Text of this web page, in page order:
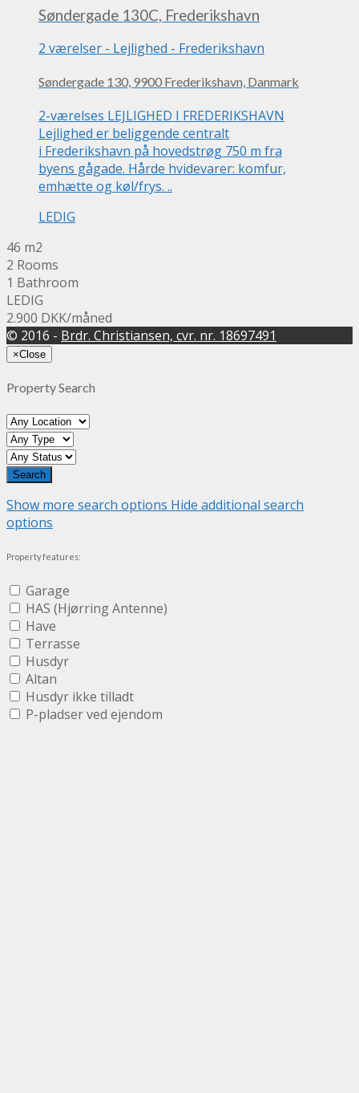
Søndergade 130C, Frederikshavn
2 værelser - Lejlighed - Frederikshavn
Søndergade 130, 9900 Frederikshavn, Danmark
2-værelses LEJLIGHED I FREDERIKSHAVN
Lejlighed er beliggende centralt
i Frederikshavn på hovedstrøg 750 m fra
byens gågade. Hårde hvidevarer: komfur,
emhætte og køl/frys. ..
LEDIG
46 m2
2 Rooms
1 Bathroom
LEDIG
2.900 DKK/måned
© 2016 - Brdr. Christiansen, cvr. nr. 18697491
×Close
Property Search
Show more search options Hide additional search
options
Property features:
Garage
HAS (Hjørring Antenne)
Have
Terrasse
Husdyr
Altan
Husdyr ikke tilladt
P-pladser ved ejendom